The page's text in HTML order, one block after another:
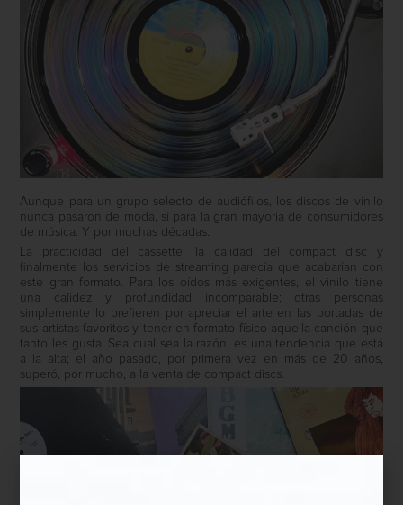
Aunque para un grupo selecto de audiófilos, los discos de vinilo
nunca pasaron de moda, sí para la gran mayoría de consumidores
de música. Y por muchas décadas.
La practicidad del cassette, la calidad del compact disc y
finalmente los servicios de streaming parecía que acabarían con
este gran formato. Para los oídos más exigentes, el vinilo tiene
una calidez y profundidad incomparable; otras personas
simplemente lo prefieren por apreciar el arte en las portadas de
sus artistas favoritos y tener en formato físico aquella canción que
tanto les gusta. Sea cual sea la razón, es una tendencia que está
a la alta; el año pasado, por primera vez en más de 20 años,
superó, por mucho, a la venta de compact discs.